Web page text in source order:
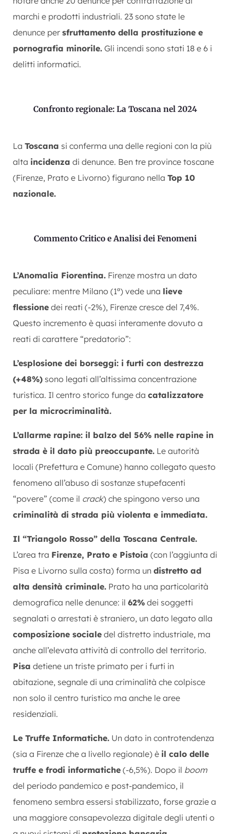
marchi e prodotti industriali. 23 sono state le
denunce per sfruttamento della prostituzione e
pornografia minorile. Gli incendi sono stati 18 e 6 i
delitti informatici.
Confronto regionale: La Toscana nel 2024
La Toscana si conferma una delle regioni con la più
alta incidenza di denunce. Ben tre province toscane
(Firenze, Prato e Livorno) figurano nella Top 10
nazionale.
Commento Critico e Analisi dei Fenomeni
L’Anomalia Fiorentina. Firenze mostra un dato
peculiare: mentre Milano (1ª) vede una lieve
flessione dei reati (-2%), Firenze cresce del 7,4%.
Questo incremento è quasi interamente dovuto a
reati di carattere “predatorio”:
L’esplosione dei borseggi: i furti con destrezza
(+48%) sono legati all’altissima concentrazione
turistica. Il centro storico funge da catalizzatore
per la microcriminalità.
L’allarme rapine: il balzo del 56% nelle rapine in
strada è il dato più preoccupante. Le autorità
locali (Prefettura e Comune) hanno collegato questo
fenomeno all’abuso di sostanze stupefacenti
“povere” (come il crack) che spingono verso una
criminalità di strada più violenta e immediata.
Il “Triangolo Rosso” della Toscana Centrale.
L’area tra Firenze, Prato e Pistoia (con l’aggiunta di
Pisa e Livorno sulla costa) forma un distretto ad
alta densità criminale. Prato ha una particolarità
demografica nelle denunce: il 62% dei soggetti
segnalati o arrestati è straniero, un dato legato alla
composizione sociale del distretto industriale, ma
anche all’elevata attività di controllo del territorio.
Pisa detiene un triste primato per i furti in
abitazione, segnale di una criminalità che colpisce
non solo il centro turistico ma anche le aree
residenziali.
Le Truffe Informatiche. Un dato in controtendenza
(sia a Firenze che a livello regionale) è il calo delle
truffe e frodi informatiche (-6,5%). Dopo il boom
del periodo pandemico e post-pandemico, il
fenomeno sembra essersi stabilizzato, forse grazie a
una maggiore consapevolezza digitale degli utenti o